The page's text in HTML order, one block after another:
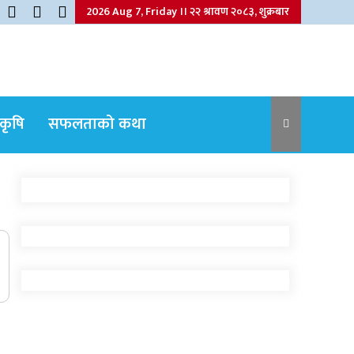
2026 Aug 7, Friday ।। २२ श्रावण २०८३, शुक्रबार
कृषि सफलताको कथा